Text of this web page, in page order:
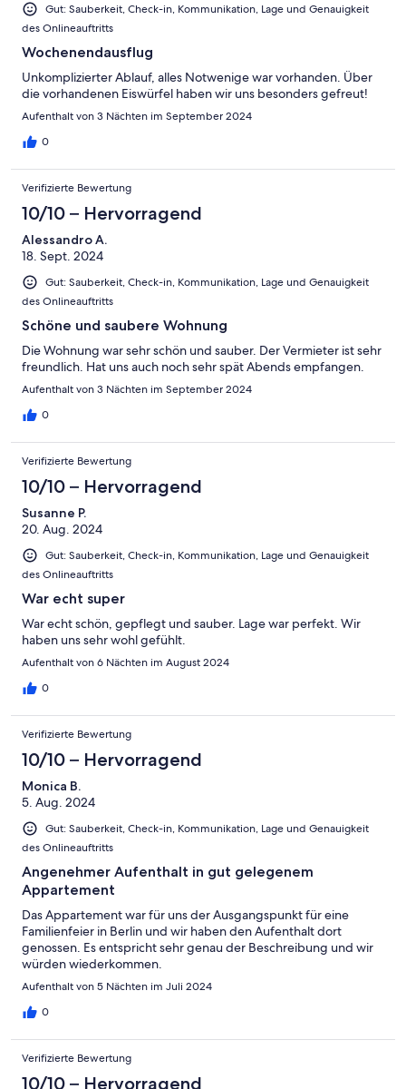
Gut: Sauberkeit, Check-in, Kommunikation, Lage und Genauigkeit
des Onlineauftritts
Wochenendausflug
Unkomplizierter Ablauf, alles Notwenige war vorhanden. Über
die vorhandenen Eiswürfel haben wir uns besonders gefreut!
Aufenthalt von 3 Nächten im September 2024
0
Verifizierte Bewertung
10/10 – Hervorragend
Alessandro A.
18. Sept. 2024
Gut: Sauberkeit, Check-in, Kommunikation, Lage und Genauigkeit
des Onlineauftritts
Schöne und saubere Wohnung
Die Wohnung war sehr schön und sauber. Der Vermieter ist sehr
freundlich. Hat uns auch noch sehr spät Abends empfangen.
Aufenthalt von 3 Nächten im September 2024
0
Verifizierte Bewertung
10/10 – Hervorragend
Susanne P.
20. Aug. 2024
Gut: Sauberkeit, Check-in, Kommunikation, Lage und Genauigkeit
des Onlineauftritts
War echt super
War echt schön, gepflegt und sauber. Lage war perfekt. Wir
haben uns sehr wohl gefühlt.
Aufenthalt von 6 Nächten im August 2024
0
Verifizierte Bewertung
10/10 – Hervorragend
Monica B.
5. Aug. 2024
Gut: Sauberkeit, Check-in, Kommunikation, Lage und Genauigkeit
des Onlineauftritts
Angenehmer Aufenthalt in gut gelegenem
Appartement
Das Appartement war für uns der Ausgangspunkt für eine
Familienfeier in Berlin und wir haben den Aufenthalt dort
genossen. Es entspricht sehr genau der Beschreibung und wir
würden wiederkommen.
Aufenthalt von 5 Nächten im Juli 2024
0
Verifizierte Bewertung
10/10 – Hervorragend